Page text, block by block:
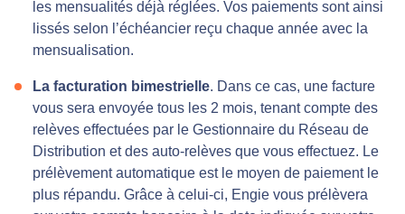
les mensualités déjà réglées. Vos paiements sont ainsi
lissés selon l’échéancier reçu chaque année avec la
mensualisation.
La facturation bimestrielle. Dans ce cas, une facture
vous sera envoyée tous les 2 mois, tenant compte des
relèves effectuées par le Gestionnaire du Réseau de
Distribution et des auto-relèves que vous effectuez. Le
prélèvement automatique est le moyen de paiement le
plus répandu. Grâce à celui-ci, Engie vous prélèvera